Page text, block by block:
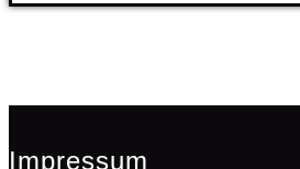
Impressum